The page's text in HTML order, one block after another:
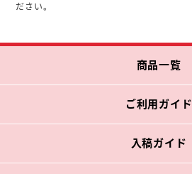
ださい。
商品一覧
ご利用ガイド
入稿ガイド